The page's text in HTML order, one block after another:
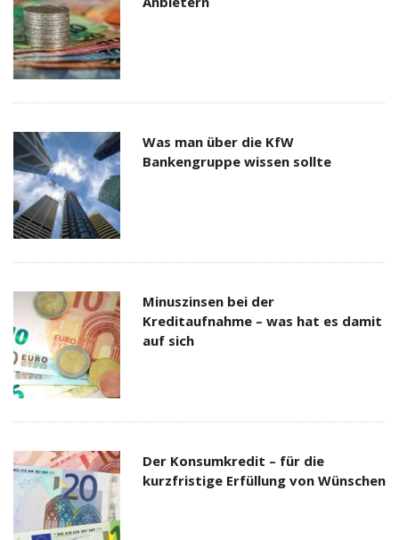
Was man über die KfW
Bankengruppe wissen sollte
Minuszinsen bei der
Kreditaufnahme – was hat es damit
auf sich
Der Konsumkredit – für die
kurzfristige Erfüllung von Wünschen